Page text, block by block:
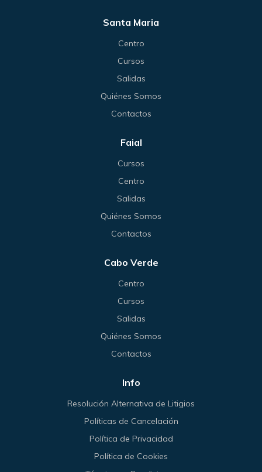
Santa Maria
Centro
Cursos
Salidas
Quiénes Somos
Contactos
Faial
Cursos
Centro
Salidas
Quiénes Somos
Contactos
Cabo Verde
Centro
Cursos
Salidas
Quiénes Somos
Contactos
Info
Resolución Alternativa de Litigios
Políticas de Cancelación
Política de Privacidad
Política de Cookies